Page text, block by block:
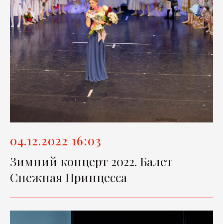
04.12.2022 16:03
Зимний концерт 2022. Балет
Снежная Принцесса